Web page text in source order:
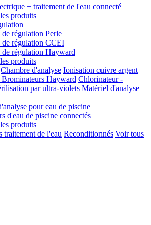
+ traitement de l'eau connecté
produits
régulation Perle
de régulation CCEI
régulation Hayward
produits
Chambre d'analyse Ionisation cuivre argent
Hayward Chlorinateur -
par ultra-violets Matériel d'analyse
pour eau de piscine
d'eau de piscine connectés
produits
traitement de l'eau Reconditionnés Voir tous